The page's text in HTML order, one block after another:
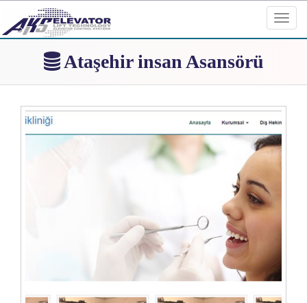
Ataşehir insan Asansörü